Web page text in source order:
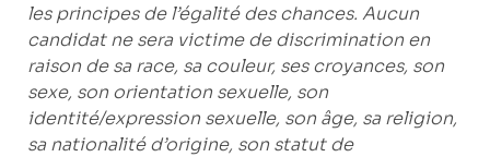
les principes de l’égalité des chances. Aucun
candidat ne sera victime de discrimination en
raison de sa race, sa couleur, ses croyances, son
sexe, son orientation sexuelle, son
identité/expression sexuelle, son âge, sa religion,
sa nationalité d’origine, son statut de